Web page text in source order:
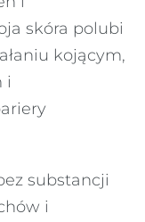
skóra polubi
kojącym,
i
substancji
i